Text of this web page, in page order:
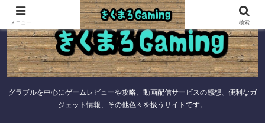
グラブルを中心にゲームレビューや攻略、動画配信サービスの感想、便利なガ
ジェット情報、その他色々を扱うサイトです。
メニュー 検索